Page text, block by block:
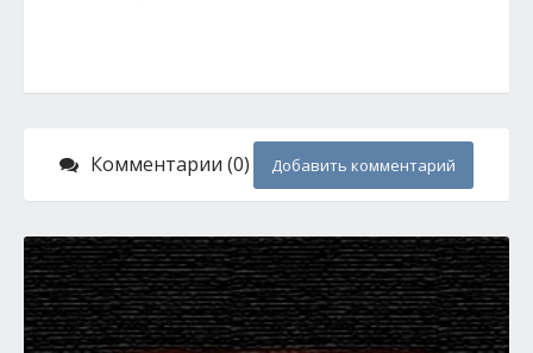
Комментарии (0) Добавить комментарий